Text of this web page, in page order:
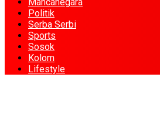
Politik
Serba Serbi
Sports
Sosok
Kolom
Lifestyle